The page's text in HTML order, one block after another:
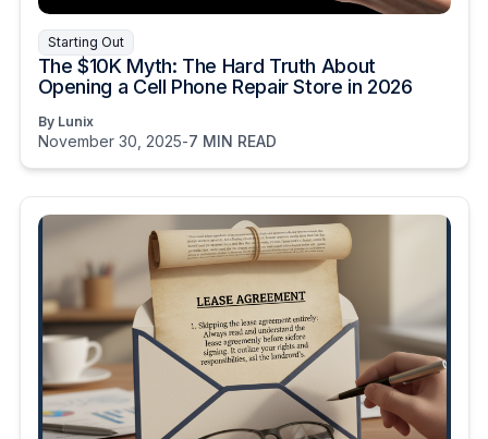
Starting Out
The $10K Myth: The Hard Truth About
Opening a Cell Phone Repair Store in 2026
By Lunix
November 30, 2025-7 MIN READ